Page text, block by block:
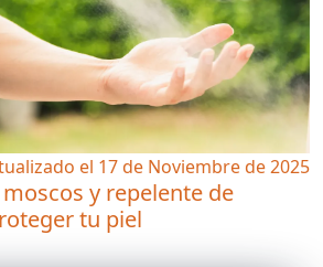
el 17 de Noviembre de 2025
y repelente de
tu piel